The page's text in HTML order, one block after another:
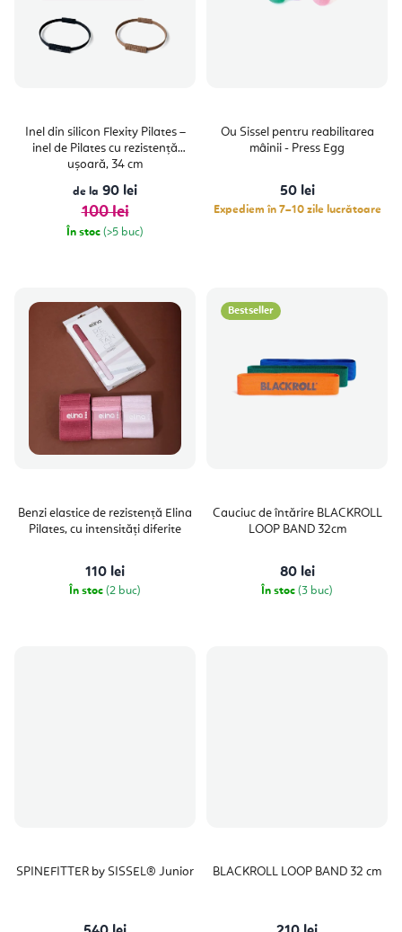
Inel din silicon Flexity Pilates –
inel de Pilates cu rezistență
ușoară, 34 cm
de la 90 lei
100 lei
În stoc (>5 buc)
Ou Sissel pentru reabilitarea
mâinii - Press Egg
50 lei
Expediem în 7–10 zile lucrătoare
Benzi elastice de rezistență Elina
Pilates, cu intensități diferite
110 lei
În stoc (2 buc)
Bestseller
Cauciuc de întărire BLACKROLL
LOOP BAND 32cm
80 lei
În stoc (3 buc)
SPINEFITTER by SISSEL® Junior BLACKROLL LOOP BAND 32 cm